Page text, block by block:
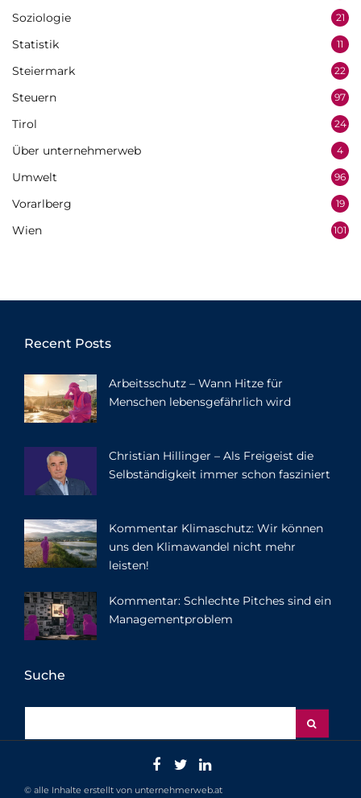
Soziologie 21
Statistik 11
Steiermark 22
Steuern 97
Tirol 24
Über unternehmerweb 4
Umwelt 96
Vorarlberg 19
Wien 101
Recent Posts
Arbeitsschutz – Wann Hitze für
Menschen lebensgefährlich wird
Christian Hillinger – Als Freigeist die
Selbständigkeit immer schon fasziniert
Kommentar Klimaschutz: Wir können
uns den Klimawandel nicht mehr
leisten!
Kommentar: Schlechte Pitches sind ein
Managementproblem
Suche
© alle Inhalte erstellt von unternehmerweb.at